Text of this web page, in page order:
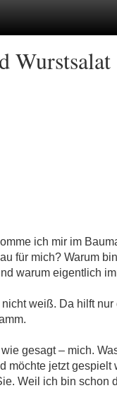
Wurstsalat
ich mir im
für mich? Warum
warum eigentlich
weiß. Da hilft nur
gesagt – mich.
möchte jetzt gespielt
Weil ich bin schon